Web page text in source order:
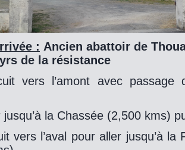
: Ancien abattoir de
de la résistance
vers l’amont avec passage
jusqu’à la Chassée (2,500 kms)
vers l’aval pour aller jusqu’à la